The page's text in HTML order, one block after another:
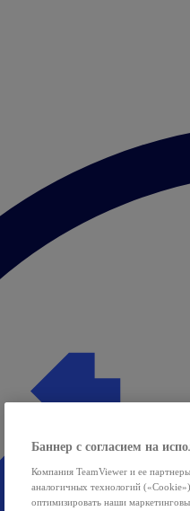
Баннер с согласием на
Компания TeamViewer и ее
аналогичных технологий
оптимизировать наши